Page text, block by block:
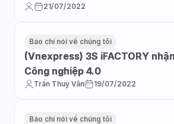
21/07/2022
Báo chí nói về chúng tôi
(Vnexpress) 3S iFACTORY
Công nghiệp 4.0
Trần Thuý Vân 19/07/2022
Báo chí nói về chúng tôi